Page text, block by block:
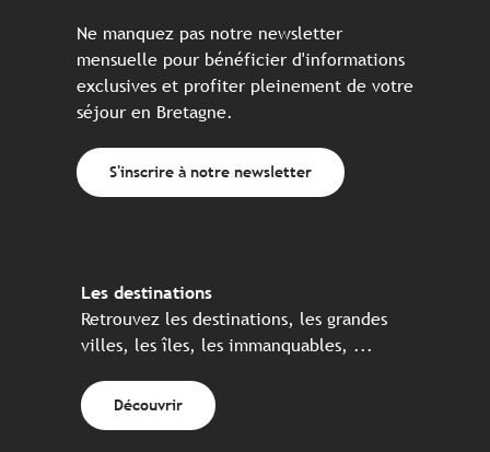
Ne manquez pas notre newsletter
mensuelle pour bénéficier d'informations
exclusives et profiter pleinement de votre
séjour en Bretagne.
S'inscrire à notre newsletter
Les destinations
Retrouvez les destinations, les grandes
villes, les îles, les immanquables, ...
Découvrir